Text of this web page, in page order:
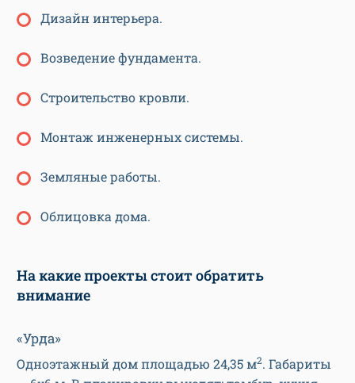
Дизайн интерьера.
Возведение фундамента.
Строительство кровли.
Монтаж инженерных системы.
Земляные работы.
Облицовка дома.
На какие проекты стоит обратить
внимание
«Урда»
Одноэтажный дом площадью 24,35 м2. Габариты